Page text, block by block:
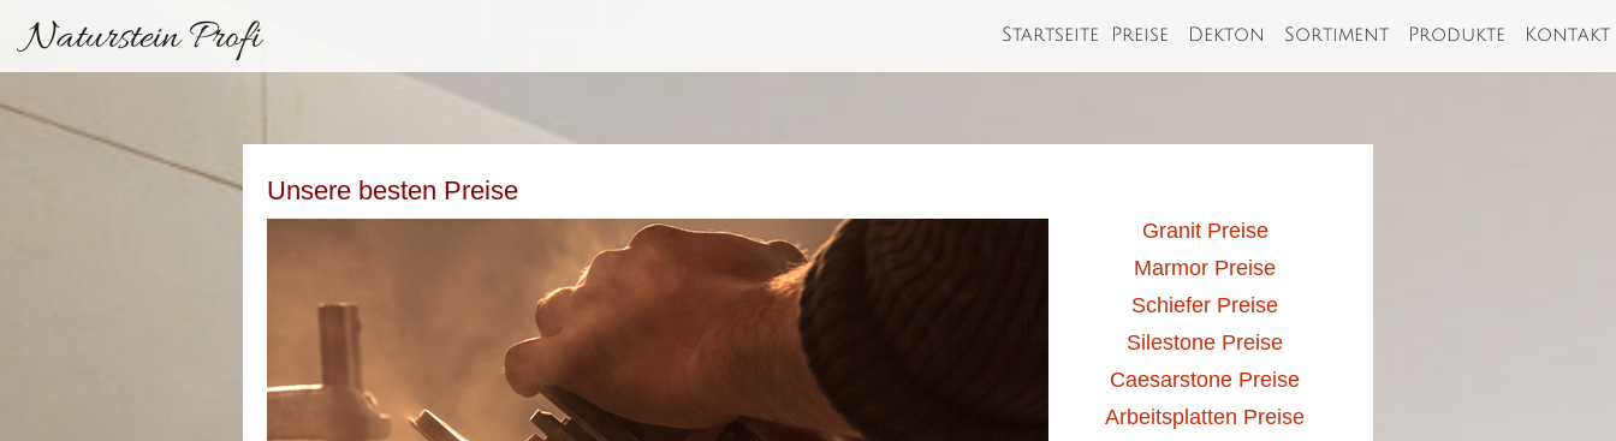
Naturstein Profi Startseite Preise Dekton Sortiment Produkte Kontakt
Unsere besten Preise
Granit Preise
Marmor Preise
Schiefer Preise
Silestone Preise
Caesarstone Preise
Arbeitsplatten Preise